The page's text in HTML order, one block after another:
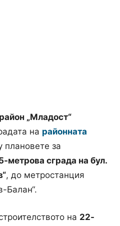
„Младост“
на районната
плановете за
метрова сграда на бул.
, до метростанция
Балан“.
на 22-